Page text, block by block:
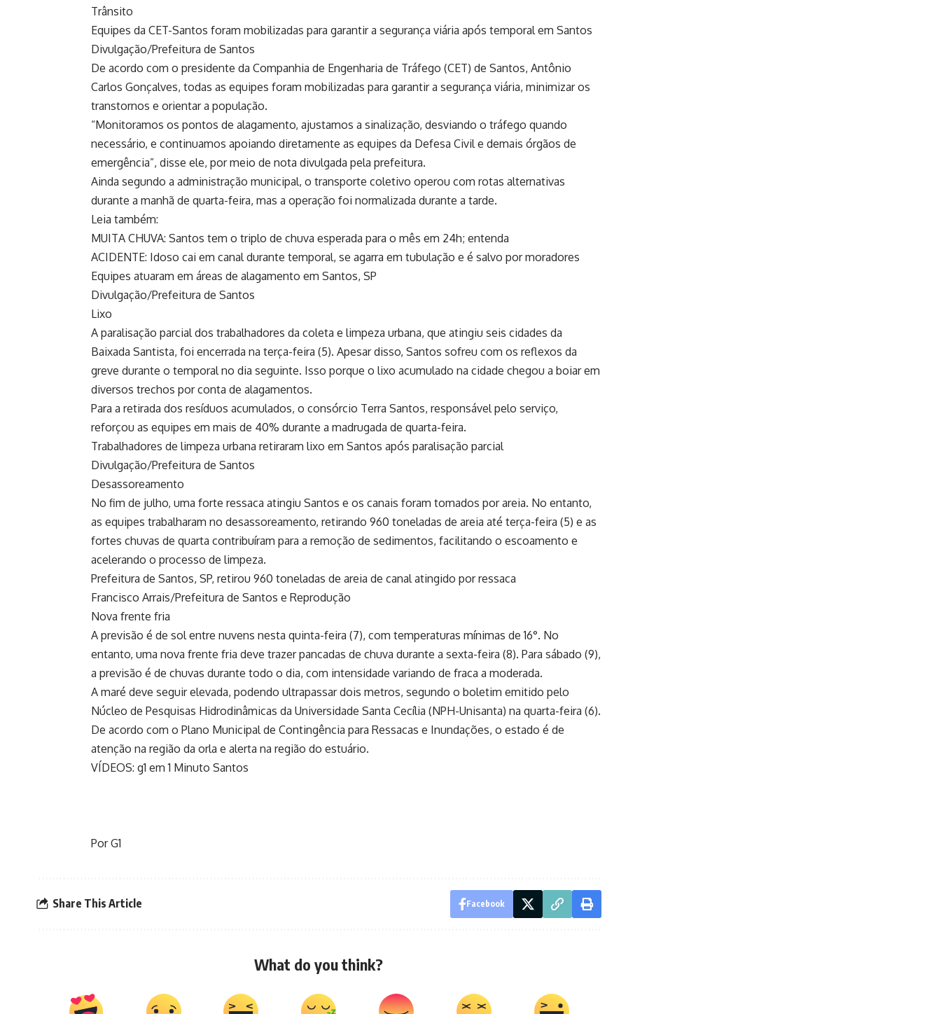
Trânsito
Equipes da CET-Santos foram mobilizadas para garantir a segurança viária após temporal em Santos
Divulgação/Prefeitura de Santos
De acordo com o presidente da Companhia de Engenharia de Tráfego (CET) de Santos, Antônio
Carlos Gonçalves, todas as equipes foram mobilizadas para garantir a segurança viária, minimizar os
transtornos e orientar a população.
“Monitoramos os pontos de alagamento, ajustamos a sinalização, desviando o tráfego quando
necessário, e continuamos apoiando diretamente as equipes da Defesa Civil e demais órgãos de
emergência”, disse ele, por meio de nota divulgada pela prefeitura.
Ainda segundo a administração municipal, o transporte coletivo operou com rotas alternativas
durante a manhã de quarta-feira, mas a operação foi normalizada durante a tarde.
Leia também:
MUITA CHUVA: Santos tem o triplo de chuva esperada para o mês em 24h; entenda
ACIDENTE: Idoso cai em canal durante temporal, se agarra em tubulação e é salvo por moradores
Equipes atuaram em áreas de alagamento em Santos, SP
Divulgação/Prefeitura de Santos
Lixo
A paralisação parcial dos trabalhadores da coleta e limpeza urbana, que atingiu seis cidades da
Baixada Santista, foi encerrada na terça-feira (5). Apesar disso, Santos sofreu com os reflexos da
greve durante o temporal no dia seguinte. Isso porque o lixo acumulado na cidade chegou a boiar em
diversos trechos por conta de alagamentos.
Para a retirada dos resíduos acumulados, o consórcio Terra Santos, responsável pelo serviço,
reforçou as equipes em mais de 40% durante a madrugada de quarta-feira.
Trabalhadores de limpeza urbana retiraram lixo em Santos após paralisação parcial
Divulgação/Prefeitura de Santos
Desassoreamento
No fim de julho, uma forte ressaca atingiu Santos e os canais foram tomados por areia. No entanto,
as equipes trabalharam no desassoreamento, retirando 960 toneladas de areia até terça-feira (5) e as
fortes chuvas de quarta contribuíram para a remoção de sedimentos, facilitando o escoamento e
acelerando o processo de limpeza.
Prefeitura de Santos, SP, retirou 960 toneladas de areia de canal atingido por ressaca
Francisco Arrais/Prefeitura de Santos e Reprodução
Nova frente fria
A previsão é de sol entre nuvens nesta quinta-feira (7), com temperaturas mínimas de 16°. No
entanto, uma nova frente fria deve trazer pancadas de chuva durante a sexta-feira (8). Para sábado (9),
a previsão é de chuvas durante todo o dia, com intensidade variando de fraca a moderada.
A maré deve seguir elevada, podendo ultrapassar dois metros, segundo o boletim emitido pelo
Núcleo de Pesquisas Hidrodinâmicas da Universidade Santa Cecília (NPH-Unisanta) na quarta-feira (6).
De acordo com o Plano Municipal de Contingência para Ressacas e Inundações, o estado é de
atenção na região da orla e alerta na região do estuário.
VÍDEOS: g1 em 1 Minuto Santos
Por G1
Share This Article Facebook
What do you think?